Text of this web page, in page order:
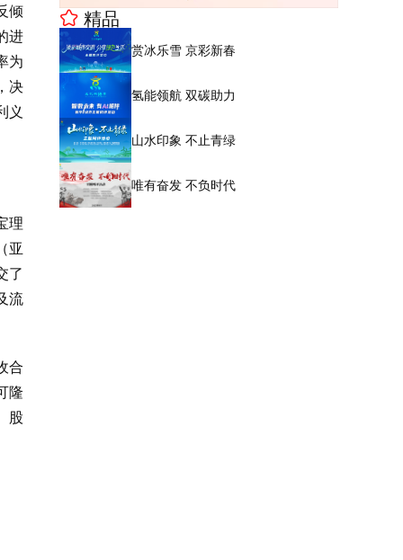
倾
进
为
决
义
理
亚
了
流
合
隆
股
精品
赏冰乐雪 京彩新春
氢能领航 双碳助力
山水印象 不止青绿
唯有奋发 不负时代